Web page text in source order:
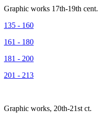
Graphic works 17th-19th cent.
135 - 160
161 - 180
181 - 200
201 - 213
Graphic works, 20th-21st ct.